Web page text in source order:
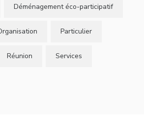
Déménagement éco-participatif
Particulier
Réunion Services